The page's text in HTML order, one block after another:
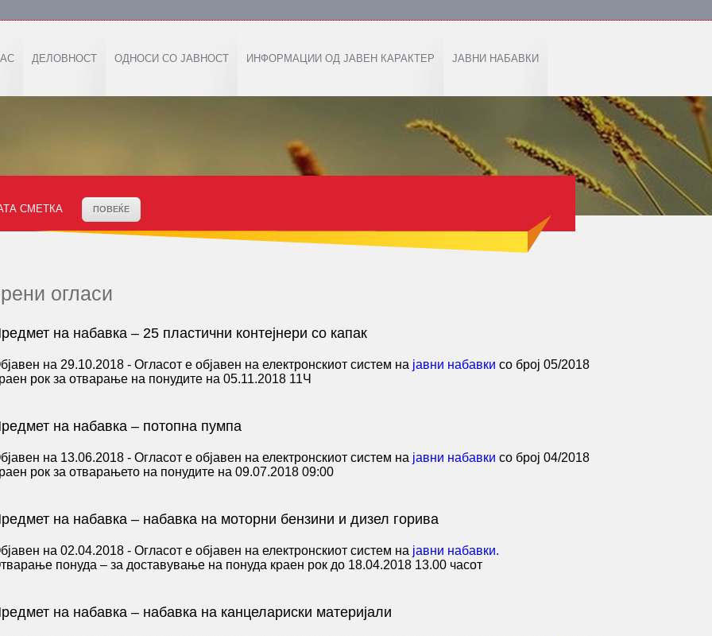
ДЕЛОВНОСТ ОДНОСИ СО ЈАВНОСТ ИНФОРМАЦИИ ОД ЈАВЕН КАРАКТЕР ЈАВНИ НАБАВКИ
СМЕТКА ПОВЕЌЕ
огласи
на набавка – 25 пластични контејнери со капак
на 29.10.2018 - Огласот е објавен на електронскиот систем на јавни набавки со број 05/2018
рок за отварање на понудите на 05.11.2018 11Ч
на набавка – потопна пумпа
на 13.06.2018 - Огласот е објавен на електронскиот систем на јавни набавки со број 04/2018
рок за отварањето на понудите на 09.07.2018 09:00
на набавка – набавка на моторни бензини и дизел горива
на 02.04.2018 - Огласот е објавен на електронскиот систем на јавни набавки.
понуда – за доставување на понуда краен рок до 18.04.2018 13.00 часот
на набавка – набавка на канцелариски материјали